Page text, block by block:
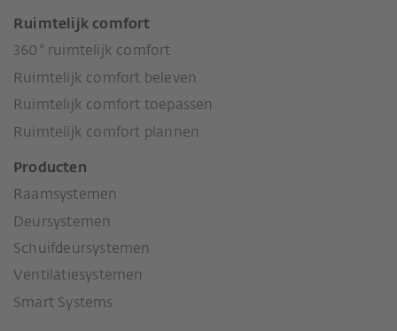
Ruimtelijk comfort
360° ruimtelijk comfort
Ruimtelijk comfort beleven
Ruimtelijk comfort toepassen
Ruimtelijk comfort plannen
Producten
Raamsystemen
Deursystemen
Schuifdeursystemen
Ventilatiesystemen
Smart Systems